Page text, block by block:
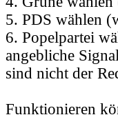
5. PDS wählen
6. Popelpartei
angebliche
sind nicht der
Funktionieren